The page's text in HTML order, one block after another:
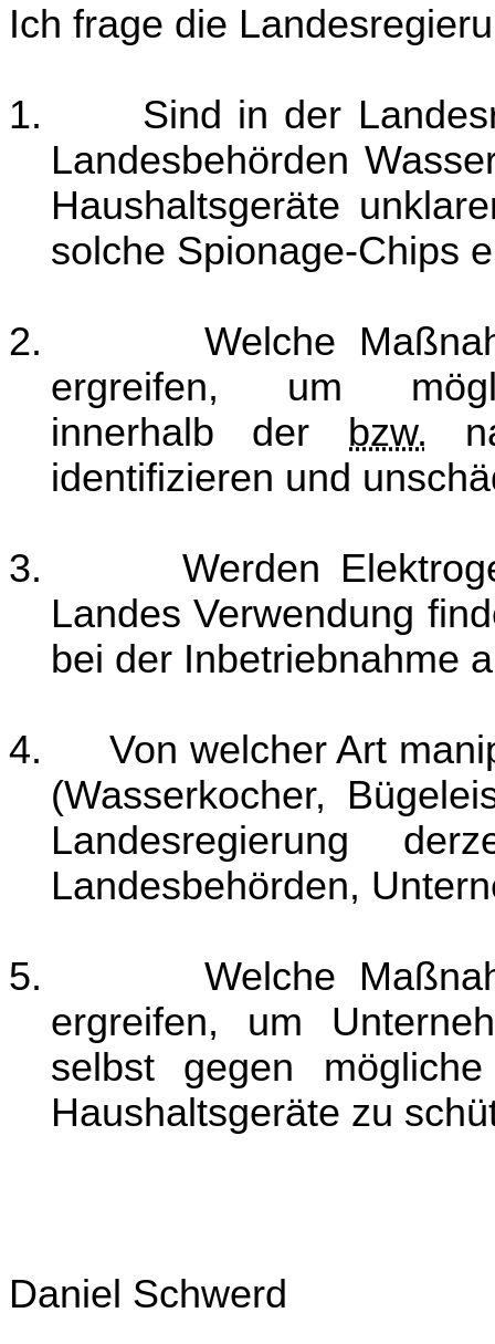
Ich frage die
1.
Sind in der
Landesbehörden
Haushaltsgeräte
solche Spionage-Chips
2.
Welche
ergreifen, um
innerhalb der bzw.
identifizieren und
3.
Werden
Landes Verwendung
bei der Inbetriebnahme
4.
Von welcher Art
(Wasserkocher,
Landesregierung
Landesbehörden,
5.
Welche
ergreifen, um
selbst gegen
Haushaltsgeräte zu
Daniel Schwerd